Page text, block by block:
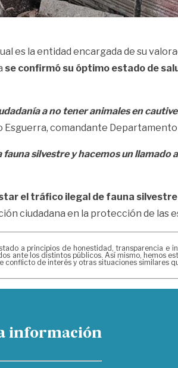
es la entidad encargada de su
se confirmó su óptimo estado de
a no tener animales en
comandante
silvestre y hacemos un llamado
el tráfico ilegal de fauna
ciudadana en la protección de las
a principios de honestidad, transparencia
ante los distintos públicos. Así mismo, hemos
de interés y otras situaciones similares
información